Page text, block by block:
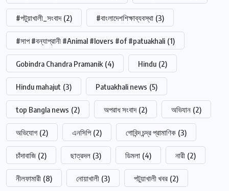
#পটুয়াখালী_সংবাদ (2) #বাংলাদেশশিক্ষাব্যবস্থা (3)
#সাপ #বন্যাপ্রানী #Animal #lovers #of #patuakhali (1)
Gobindra Chandra Pramanik (4) Hindu (2)
Hindu mahajut (3) Patuakhali news (5)
top Bangla news (2) অপরাধ সংবাদ (2) অভিযান (2)
অভিযোগ (2) এনসিপি (2) গোবিন্দ চন্দ্র প্রামাণিক (3)
চাঁদাবাজি (2) ছাত্রদল (3) ডিমলা (4) নারী (2)
নীলফামারী (8) নোয়াখালী (3) পটুয়াখালী খবর (2)